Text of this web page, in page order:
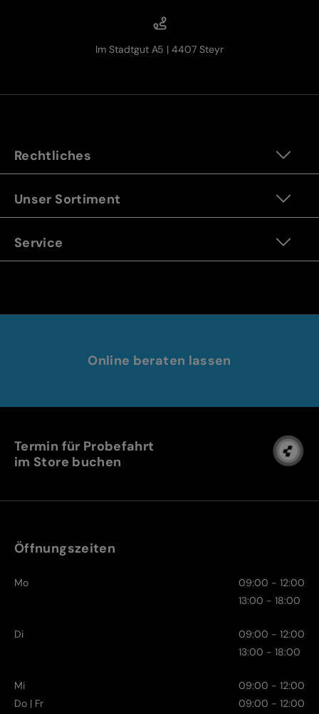
Im Stadtgut A5 | 4407 Steyr
Rechtliches
Unser Sortiment
Service
Online beraten lassen
Termin für Probefahrt
im Store buchen
Öffnungszeiten
Mo
09:00 - 12:00
13:00 - 18:00
Di
09:00 - 12:00
13:00 - 18:00
Mi
09:00 - 12:00
Do | Fr
09:00 - 12:00